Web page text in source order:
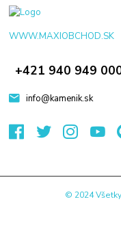
WWW.MAXIOBCHOD.SK
+421 940 949
info@kamenik.sk
© 2024